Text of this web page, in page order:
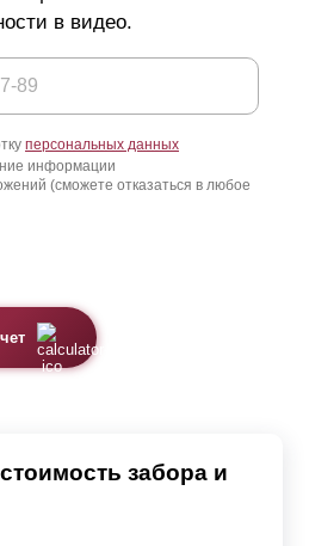
в видео.
персональных данных
информации
(сможете отказаться в любое
забора и